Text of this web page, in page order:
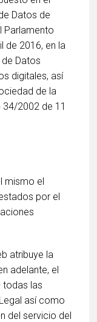
Datos de
Parlamento
de 2016, en la
Datos
digitales, así
de la
2002 de 11
mismo el
por el
atribuye la
adelante, el
todas las
así como
del servicio del